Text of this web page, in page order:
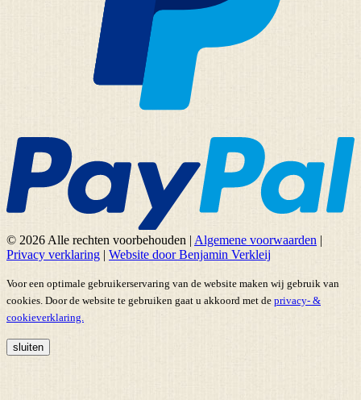
© 2026 Alle rechten voorbehouden | Algemene voorwaarden |
Privacy verklaring | Website door Benjamin Verkleij
Voor een optimale gebruikerservaring van de website maken wij gebruik van
cookies. Door de website te gebruiken gaat u akkoord met de privacy- &
cookieverklaring.
sluiten